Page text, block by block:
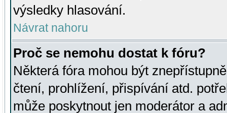
výsledky hlasování.
Návrat nahoru
Proč se nemohu dostat k fóru?
Některá fóra mohou být
čtení, prohlížení, přispívání atd.
může poskytnout jen moderátor a